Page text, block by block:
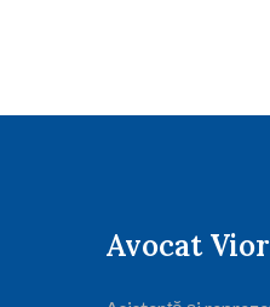
Avocat